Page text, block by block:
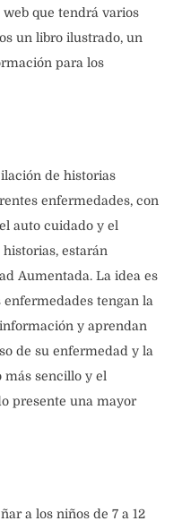
que tendrá varios
un libro ilustrado, un
para los
de historias
enfermedades, con
auto cuidado y el
estarán
Aumentada. La idea es
tengan la
y aprendan
de su enfermedad y la
sencillo y el
presente una mayor
a los niños de 7 a 12